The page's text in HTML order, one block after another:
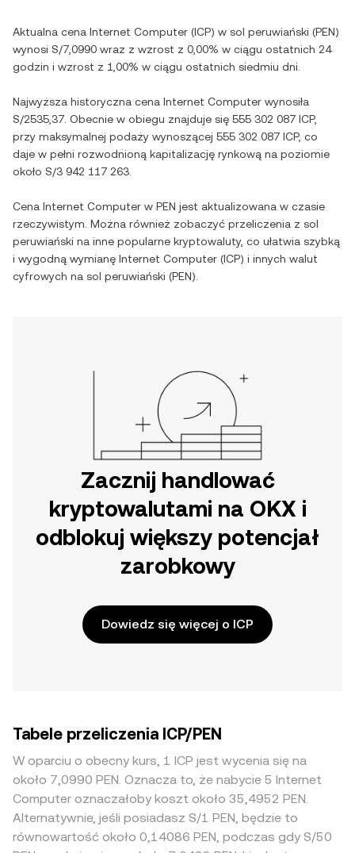
Aktualna cena Internet Computer (ICP) w sol peruwiański (PEN)
wynosi S/7,0990 wraz z wzrost z 0,00% w ciągu ostatnich 24
godzin i wzrost z 1,00% w ciągu ostatnich siedmiu dni.
Najwyższa historyczna cena Internet Computer wynosiła
S/2535,37 . Obecnie w obiegu znajduje się 555 302 087 ICP,
przy maksymalnej podaży wynoszącej 555 302 087 ICP, co
daje w pełni rozwodnioną kapitalizację rynkową na poziomie
około S/3 942 117 263
Cena Internet Computer w PEN jest aktualizowana w czasie
rzeczywistym. Można również zobaczyć przeliczenia z sol
peruwiański na inne popularne kryptowaluty, co ułatwia szybką
i wygodną wymianę Internet Computer (ICP) i innych walut
cyfrowych na sol peruwiański (PEN).
Zacznij handlować
kryptowalutami na OKX i
odblokuj większy potencjał
zarobkowy
Dowiedz się więcej o ICP
Tabele przeliczenia ICP/PEN
W oparciu o obecny kurs, 1 ICP jest wycenia się na
około 7,0990 PEN. Oznacza to, że nabycie 5 Internet
Computer oznaczałoby koszt około 35,4952 PEN.
Alternatywnie, jeśli posiadasz S/1 PEN, będzie to
równowartość około 0,14086 PEN, podczas gdy S/50